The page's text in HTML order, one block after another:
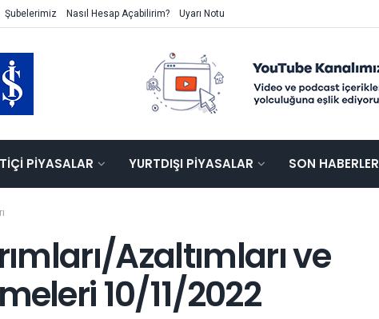
Şubelerimiz Nasıl Hesap Açabilirim? Uyarı Notu
PIYASALAR YURTDIŞI PIYASALAR SON HABERLER
Azaltımları ve
10/11/2022